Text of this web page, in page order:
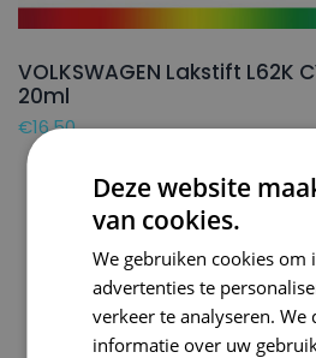
VOLKSWAGEN Lakstift L62K
20ml
€16,50
Deze website
van cookies.
We gebruiken cookies om
advertenties te
verkeer te analyseren. We
informatie over uw